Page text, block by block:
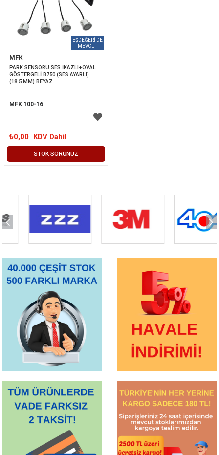
STOK SORUNUZ
MFK
PARK SENSÖRÜ SES İKAZLI+OVAL
GÖSTERGELİ B750 (SES AYARLI)
(18.5 MM) BEYAZ
MFK 100-16
₺0,00 KDV Dahil